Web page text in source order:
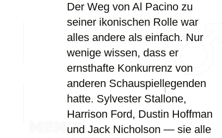
Der Weg von Al Pacino zu
seiner ikonischen Rolle war
alles andere als einfach. Nur
wenige wissen, dass er
ernsthafte Konkurrenz von
anderen Schauspiellegenden
hatte. Sylvester Stallone,
Harrison Ford, Dustin Hoffman
und Jack Nicholson — sie alle